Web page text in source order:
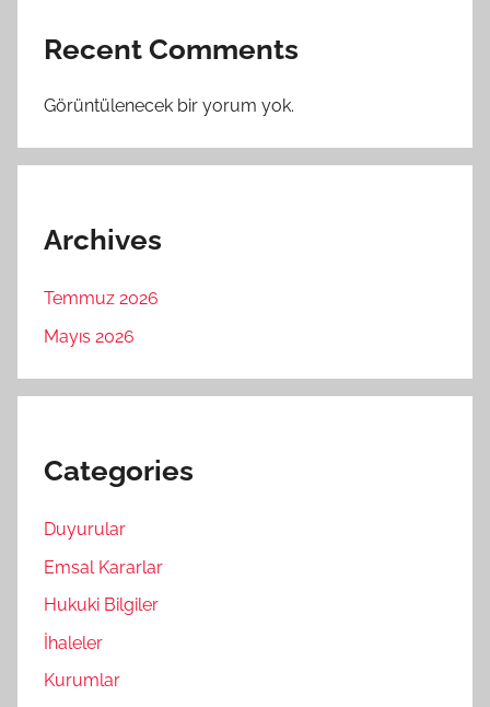
Recent Comments
Görüntülenecek bir yorum yok.
Archives
Temmuz 2026
Mayıs 2026
Categories
Duyurular
Emsal Kararlar
Hukuki Bilgiler
İhaleler
Kurumlar